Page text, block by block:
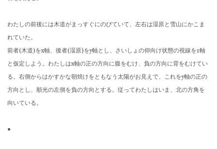
わたしの前後には木道がまっすぐにのびていて、 左右は湿原と雪山にかこま
れていた。
前者(木道)をx軸、後者(湿原)をy軸とし、 さいしょの仰向け状態の視線をz軸
と仮定しよう。 わたしはx軸の正の方向に腹をむけ、負の方向に背をむけてい
る。 右側からはかすかな朝焼けをともなう太陽がお見えで、 これをy軸の正の
方向とし、順光の左側を負の方向とする。 従ってわたしはいま、北の方角を
向いている。
●